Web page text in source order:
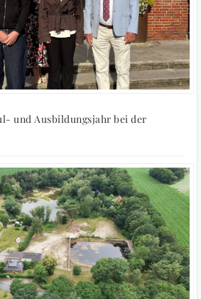
und Ausbildungsjahr bei der